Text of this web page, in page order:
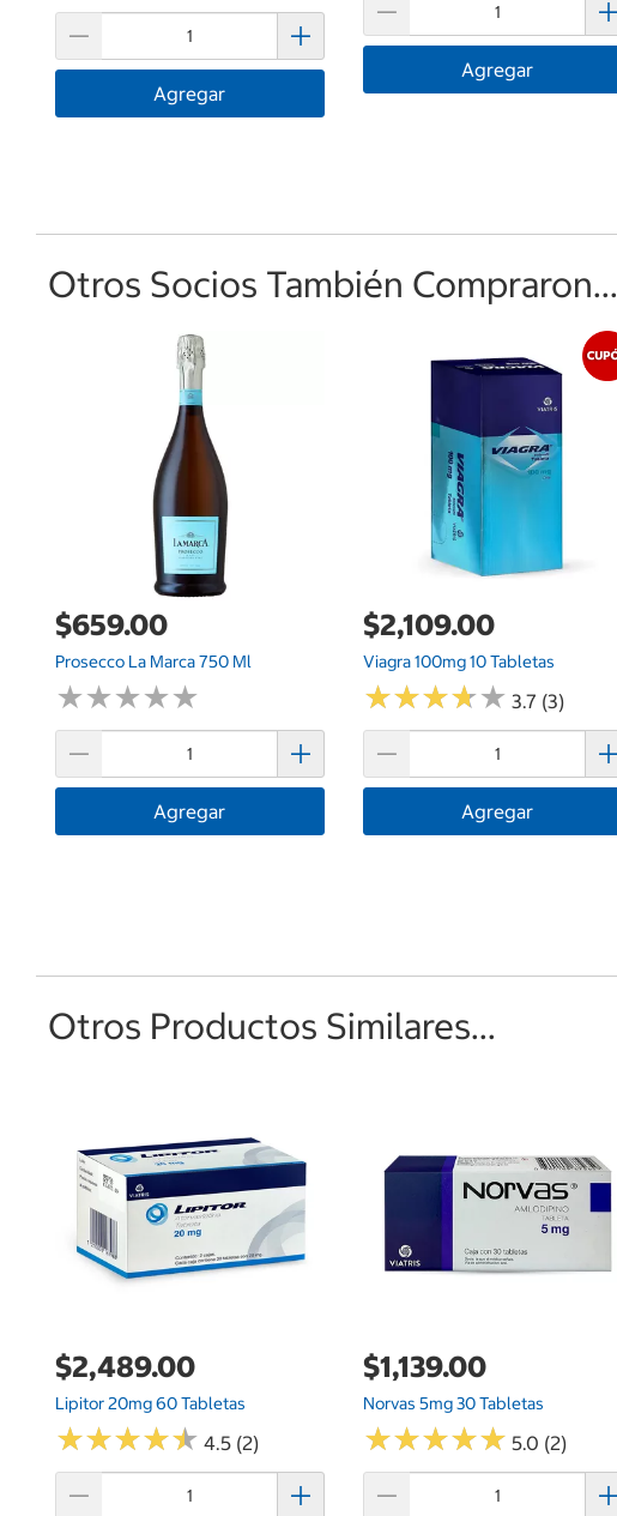
Agregar
Agregar
Otros Socios También Compraron...
$659.00
Prosecco La Marca 750 Ml
★★★★★
★★★★★
Agregar
$2,109.00
Viagra 100mg 10 Tabletas
★★★★★
★★★★★ 3.7 (3)
Agregar
Otros Productos Similares...
$2,489.00
Lipitor 20mg 60 Tabletas
★★★★★
★★★★★ 4.5 (2)
$1,139.00
Norvas 5mg 30 Tabletas
★★★★★
★★★★★ 5.0 (2)